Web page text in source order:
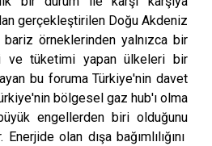
gerçekleştirilen Doğu Akdeniz
örneklerinden yalnızca bir
ve tüketimi yapan ülkeleri bir
bu foruma Türkiye'nin davet
bölgesel gaz hub'ı olma
engellerden biri olduğunu
olan dışa bağımlılığını